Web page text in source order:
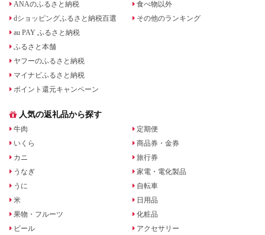
ANAのふるさと納税
dショッピングふるさと納税百選
au PAY ふるさと納税
ふるさと本舗
ヤフーのふるさと納税
マイナビふるさと納税
ポイント還元キャンペーン
食べ物以外
その他のランキング
人気の返礼品から探す
牛肉
いくら
カニ
うなぎ
うに
米
果物・フルーツ
ビール
定期便
商品券・金券
旅行券
家電・電化製品
自転車
日用品
化粧品
アクセサリー